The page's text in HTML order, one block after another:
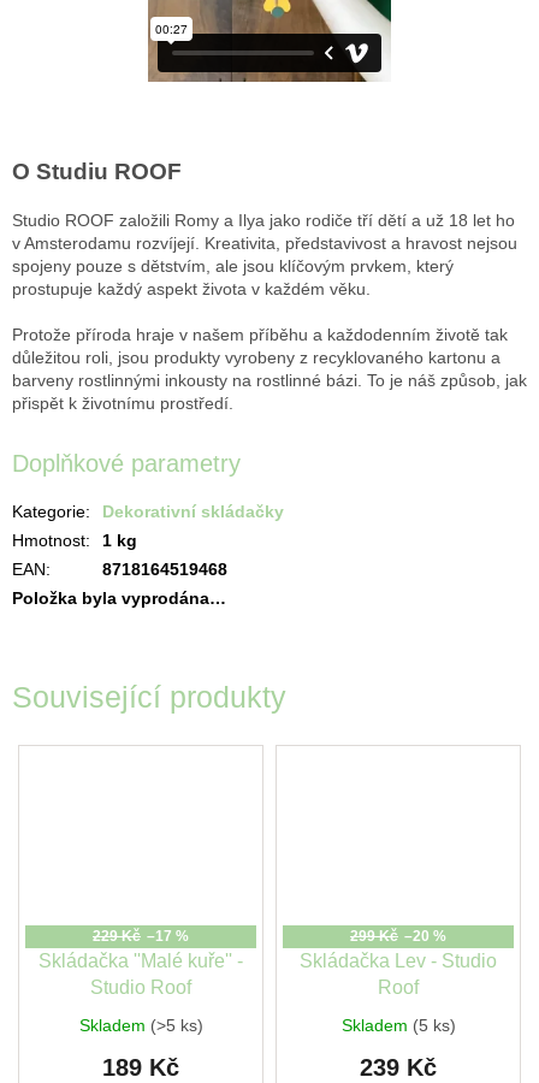
Související produkty
229 Kč –17 %
Skládačka ''Malé kuře'' -
Studio Roof
Skladem (>5 ks)
189 Kč
299 Kč –20 %
Skládačka Lev - Studio
Roof
Skladem (5 ks)
239 Kč
O Studiu ROOF
Studio ROOF založili Romy a Ilya jako rodiče tří dětí a už 18 let ho
v Amsterodamu rozvíjejí. Kreativita, představivost a hravost nejsou
spojeny pouze s dětstvím, ale jsou klíčovým prvkem, který
prostupuje každý aspekt života v každém věku.
Protože příroda hraje v našem příběhu a každodenním životě tak
důležitou roli, jsou produkty vyrobeny z recyklovaného kartonu a
barveny rostlinnými inkousty na rostlinné bázi. To je náš způsob, jak
přispět k životnímu prostředí.
Doplňkové parametry
Kategorie:
Dekorativní skládačky
Hmotnost:
1 kg
EAN:
8718164519468
Položka byla vyprodána…